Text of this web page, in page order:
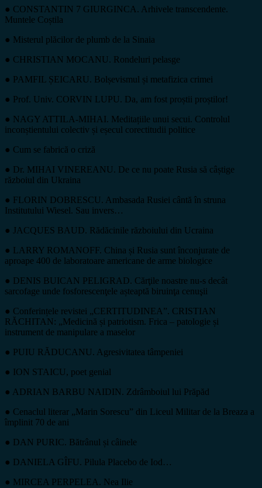
● CONSTANTIN 7 GIURGINCA. Arhivele transcendente.
Muntele Coștila
● Misterul plăcilor de plumb de la Sinaia
● CHRISTIAN MOCANU. Rondeluri pelasge
● PAMFIL ȘEICARU. Bolșevismul și metafizica crimei
● Prof. Univ. CORVIN LUPU. Da, am fost proștii proștilor!
● NAGY ATTILA-MIHAI. Meditațiile unui secui. Controlul
inconștientului colectiv și eșecul corectitudii politice
● Cum se fabrică o criză
● Dr. MIHAI VINEREANU. De ce nu poate Rusia să câștige
războiul din Ukraina
● FLORIN DOBRESCU. Ambasada Rusiei cântă în struna
Institutului Wiesel. Sau invers…
● JACQUES BAUD. Rădăcinile războiului din Ucraina
● LARRY ROMANOFF. China și Rusia sunt înconjurate de
aproape 400 de laboratoare americane de arme biologice
● DENIS BUICAN PELIGRAD. Cărţile noastre nu-s decât
sarcofage unde fosforescenţele așteaptă biruinţa cenuşii
● Conferințele revistei „CERTITUDINEA”. CRISTIAN
RĂCHITAN: „Medicină și patriotism. Frica – patologie și
instrument de manipulare a maselor
● PUIU RĂDUCANU. Agresivitatea tâmpeniei
● ION STAICU, poet genial
● ADRIAN BARBU NAIDIN. Zdrâmboiul lui Prăpăd
● Cenaclul literar „Marin Sorescu” din Liceul Militar de la Breaza a
împlinit 70 de ani
● DAN PURIC. Bătrânul și câinele
● DANIELA GÎFU. Pilula Placebo de Iod…
● MIRCEA PERPELEA. Nea Ilie